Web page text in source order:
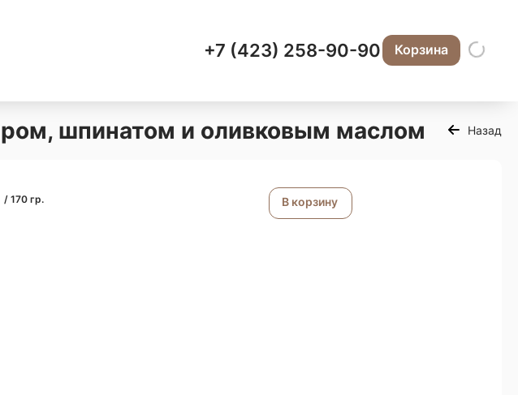
+7 (423) 258-90-90 Корзина
шпинатом и оливковым маслом Назад
/ 170 гр. В корзину